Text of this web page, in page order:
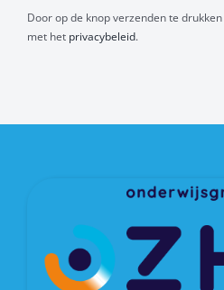
Door op de knop verzenden te
met het privacybeleid.